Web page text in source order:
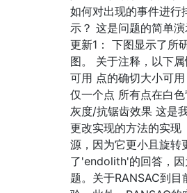
如何对出现的事件进行
示？ 这是问题的简单
更新1： 下图显示了所
图。 关于注释，以下
可用 点的确切大小可
仅一个点 所有点在白
灰度/抗锯齿效果 这是
更改实现的方法的实现
源，因为它更小且旋转
了'endolith'的回答，
题。关于RANSAC到